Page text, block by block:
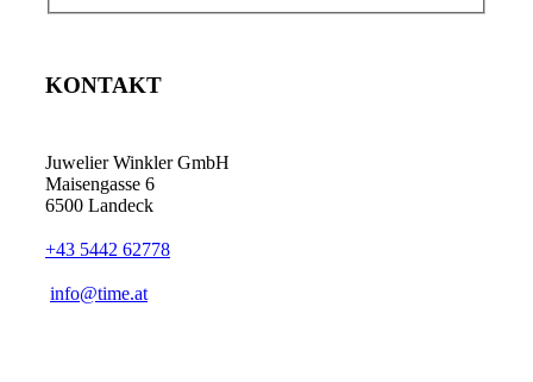
KONTAKT
Juwelier Winkler GmbH
Maisengasse 6
6500 Landeck
+43 5442 62778
info@time.at